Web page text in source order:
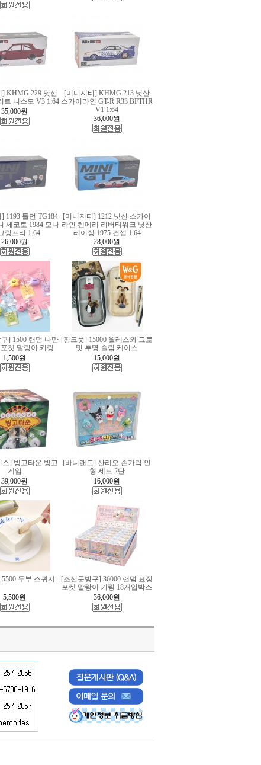
] KHMG 229 닷선
트 니스모 V3 1:64
35,000원
[미니지티] KHMG 213 닛산
스카이라인 GT-R R33 BFTHR
V1 1:64
36,000원
1193 톨먼 TG184
세코토 1984 모나
랑프리 1:64
26,000원
[미니지티] 1212 닛산 스카이
라인 켄메리 리버티워크 닛산
레이싱 1975 컨셉 1:64
28,000원
] 1500 랜덤 나만
켓 말랑이 키링
1,500원
[핑크풋] 15000 월레스와 그로
밋 투명 슬림 케이스
15,000원
스] 빙고타운 빙고
게임
39,000원
[바니랜드] 산리오 손가락 인
형 세트 2탄
16,000원
두부 스퀴시
5,500원
[조선문방구] 36000 랜덤 표정
포켓 말랑이 키링 18개입박스
36,000원